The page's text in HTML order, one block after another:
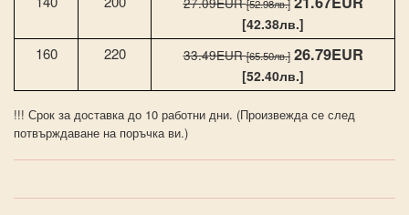
[52.98лв.]
[42.38лв.]
160 220 33.49EUR[65.50лв.] 26.79EUR
[52.40лв.]
!!! Срок за доставка до 10 работни дни. (Произвежда се след
потвърждаване на поръчка ви.)